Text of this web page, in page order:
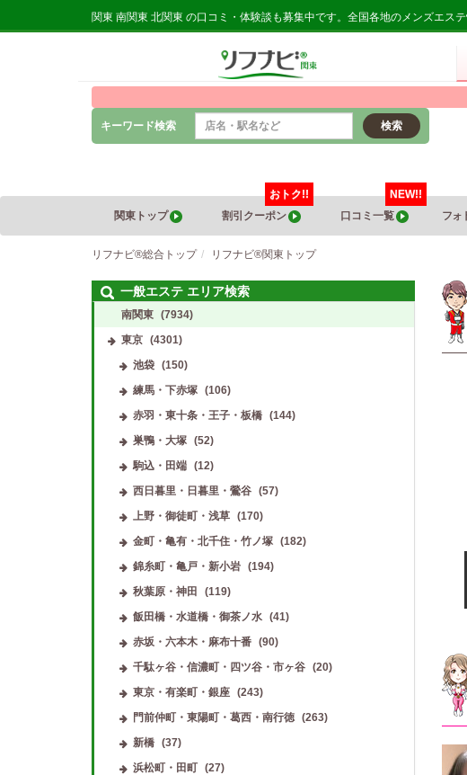
関東 南関東 北関東 の口コミ・体験談も募集中です。全国各地のメンズエス
キーワード検索 検索
関東トップ 割引クーポン
おトク!!
口コミ一覧
NEW!!
フォ
リフナビ®総合トップ リフナビ®関東トップ
一般エステ エリア検索
南関東 (7934)
東京 (4301)
池袋
(150)
練馬・下赤塚
(106)
赤羽・東十条・王子・板橋
(144)
巣鴨・大塚
(52)
駒込・田端
(12)
西日暮里・日暮里・鶯谷
(57)
上野・御徒町・浅草
(170)
金町・亀有・北千住・竹ノ塚
(182)
錦糸町・亀戸・新小岩
(194)
秋葉原・神田
(119)
飯田橋・水道橋・御茶ノ水
(41)
赤坂・六本木・麻布十番
(90)
千駄ヶ谷・信濃町・四ツ谷・市ヶ谷
(20)
東京・有楽町・銀座
(243)
門前仲町・東陽町・葛西・南行徳
(263)
新橋
(37)
浜松町・田町
(27)